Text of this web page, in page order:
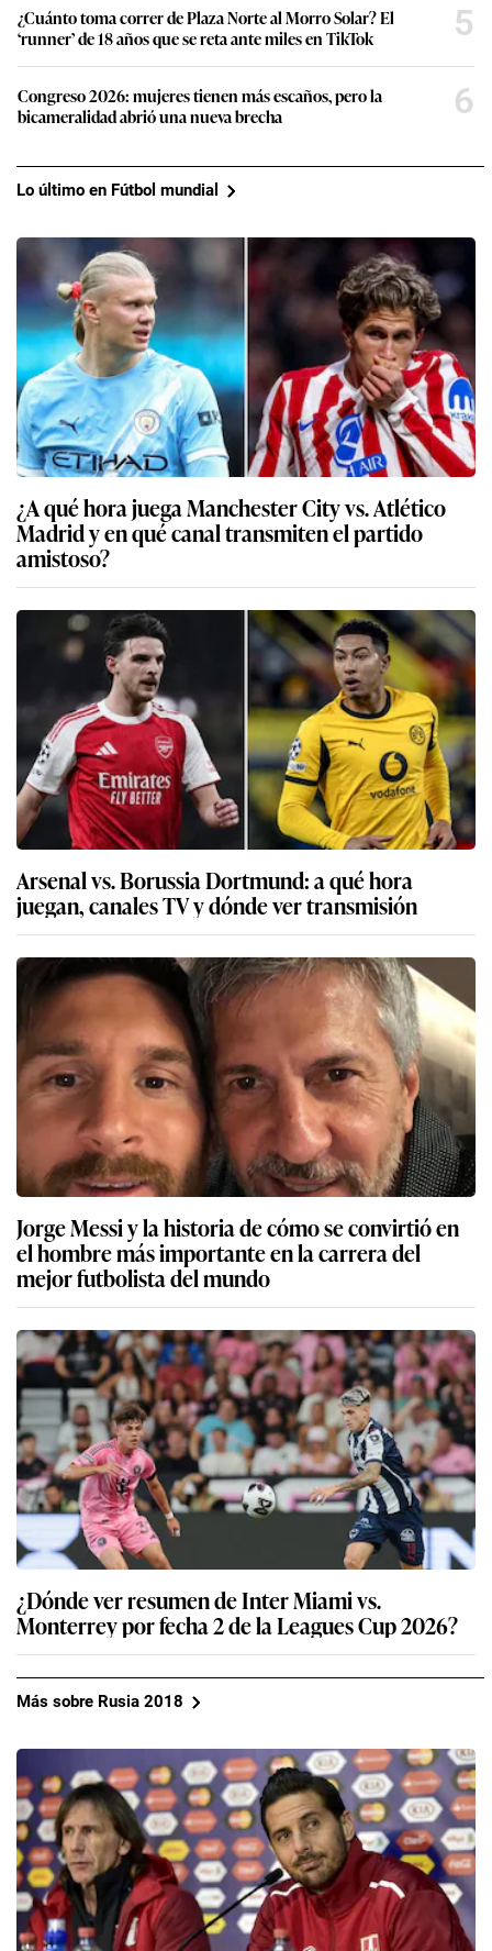
¿Cuánto toma correr de Plaza Norte al Morro Solar? El
‘runner’ de 18 años que se reta ante miles en TikTok
5
Congreso 2026: mujeres tienen más escaños, pero la
bicameralidad abrió una nueva brecha
6
Lo último en Fútbol mundial
¿A qué hora juega Manchester City vs. Atlético
Madrid y en qué canal transmiten el partido
amistoso?
Arsenal vs. Borussia Dortmund: a qué hora
juegan, canales TV y dónde ver transmisión
Jorge Messi y la historia de cómo se convirtió en
el hombre más importante en la carrera del
mejor futbolista del mundo
¿Dónde ver resumen de Inter Miami vs.
Monterrey por fecha 2 de la Leagues Cup 2026?
Más sobre Rusia 2018